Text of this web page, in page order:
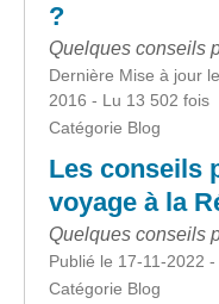
?
Quelques conseils
Dernière Mise à jour
2016 - Lu 13 502 fois
Catégorie Blog
Les conseils
voyage à la
Quelques conseils
Publié le 17-11-2022
Catégorie Blog